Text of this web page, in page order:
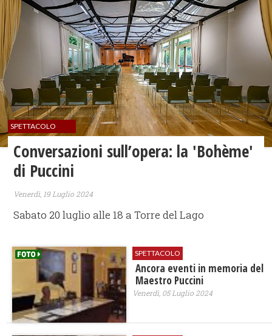
SPETTACOLO
Conversazioni sull’opera: la 'Bohème'
di Puccini
Venerdì, 19 Luglio 2024
Sabato 20 luglio alle 18 a Torre del Lago
SPETTACOLO
Ancora eventi in memoria del
Maestro Puccini
Venerdì, 05 Luglio 2024